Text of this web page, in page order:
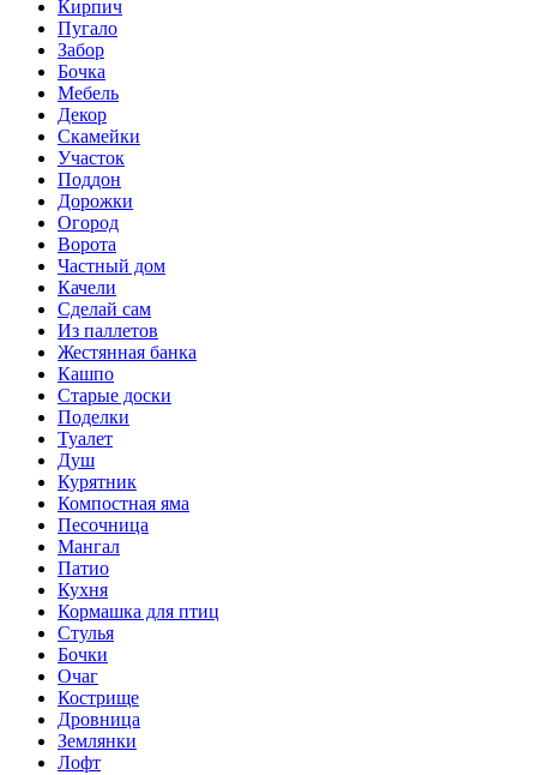
Кирпич
Пугало
Забор
Бочка
Мебель
Декор
Скамейки
Участок
Поддон
Дорожки
Огород
Ворота
Частный дом
Качели
Сделай сам
Из паллетов
Жестянная банка
Кашпо
Старые доски
Поделки
Туалет
Душ
Курятник
Компостная яма
Песочница
Мангал
Патио
Кухня
Кормашка для птиц
Стулья
Бочки
Очаг
Кострище
Дровница
Землянки
Лофт